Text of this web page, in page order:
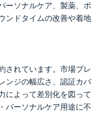
ーソナルケア、製薬、ポ
ンドタイムの改善や着地
されています。市場プレ
ンジの幅広さ、認証カバ
によって差別化を図って
パーソナルケア用途に不